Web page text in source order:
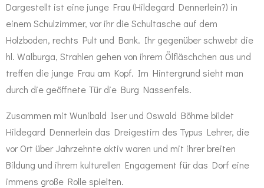
Dargestellt ist eine junge Frau (Hildegard Dennerlein?) in
einem Schulzimmer, vor ihr die Schultasche auf dem
Holzboden, rechts Pult und Bank. Ihr gegenüber schwebt die
hl. Walburga, Strahlen gehen von ihrem Ölfläschchen aus und
treffen die junge Frau am Kopf. Im Hintergrund sieht man
durch die geöffnete Tür die Burg Nassenfels.
Zusammen mit Wunibald Iser und Oswald Böhme bildet
Hildegard Dennerlein das Dreigestirn des Typus Lehrer, die
vor Ort über Jahrzehnte aktiv waren und mit ihrer breiten
Bildung und ihrem kulturellen Engagement für das Dorf eine
immens große Rolle spielten.